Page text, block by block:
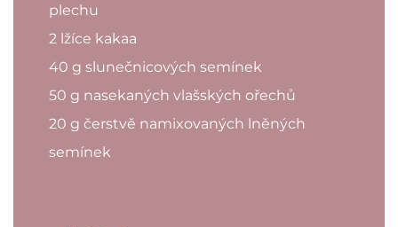
plechu
2 lžíce kakaa
40 g slunečnicových semínek
50 g nasekaných vlašských ořechů
20 g čerstvě namixovaných lněných
semínek